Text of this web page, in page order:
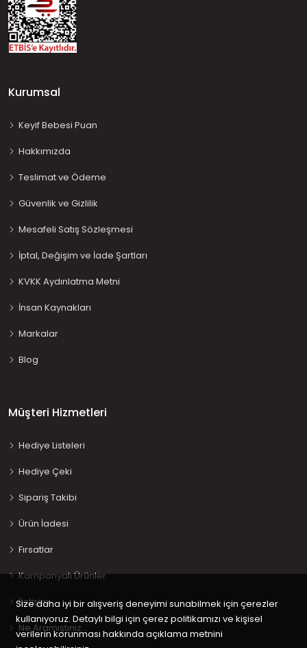
Kurumsal
Keyif Bebesi Puan
Hakkımızda
Teslimat ve Ödeme
Güvenlik ve Gizlilik
Mesafeli Satış Sözleşmesi
İptal, Değişim ve İade Şartları
KVKK Aydınlatma Metni
İnsan Kaynakları
Markalar
Blog
Müşteri Hizmetleri
Hediye Listeleri
Hediye Çeki
Sipariş Takibi
Ürün İadesi
Fırsatlar
Kampanyalı Ürünler
İletişim
Ne Aramıştınız…
Size daha iyi bir alışveriş deneyimi sunabilmek için çerezler
kullanıyoruz. Detaylı bilgi için çerez politikamızı ve kişisel
verilerin korunması hakkında açıklama metnini